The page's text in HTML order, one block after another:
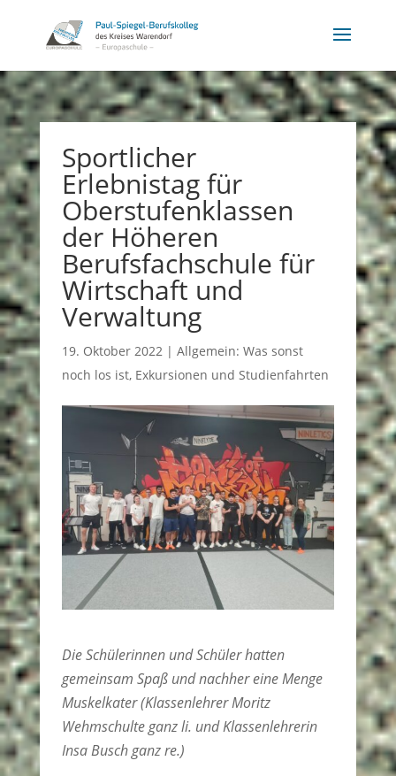
Sportlicher
Erlebnistag für
Oberstufenklassen
der Höheren
Berufsfachschule für
Wirtschaft und
Verwaltung
19. Oktober 2022| Allgemein: Was sonst
noch los ist, Exkursionen und Studienfahrten
Die Schülerinnen und Schüler hatten
gemeinsam Spaß und nachher eine Menge
Muskelkater (Klassenlehrer Moritz
Wehmschulte ganz li. und Klassenlehrerin
Insa Busch ganz re.)